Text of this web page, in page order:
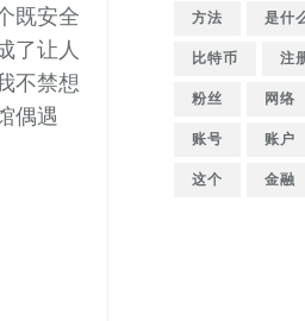
既安全
了让人
不禁想
偶遇
方法
是什
比特币
粉丝
网络
账号
账户
这个
金融